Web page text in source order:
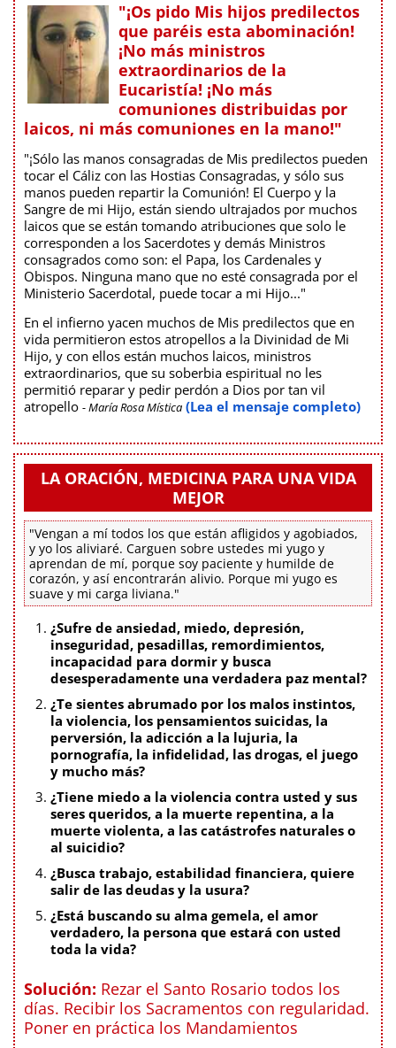
"¡Os pido Mis hijos predilectos
que paréis esta abominación!
¡No más ministros
extraordinarios de la
Eucaristía! ¡No más
comuniones distribuidas por
laicos, ni más comuniones en la mano!"
"¡Sólo las manos consagradas de Mis predilectos pueden
tocar el Cáliz con las Hostias Consagradas, y sólo sus
manos pueden repartir la Comunión! El Cuerpo y la
Sangre de mi Hijo, están siendo ultrajados por muchos
laicos que se están tomando atribuciones que solo le
corresponden a los Sacerdotes y demás Ministros
consagrados como son: el Papa, los Cardenales y
Obispos. Ninguna mano que no esté consagrada por el
Ministerio Sacerdotal, puede tocar a mi Hijo..."
En el infierno yacen muchos de Mis predilectos que en
vida permitieron estos atropellos a la Divinidad de Mi
Hijo, y con ellos están muchos laicos, ministros
extraordinarios, que su soberbia espiritual no les
permitió reparar y pedir perdón a Dios por tan vil
atropello - María Rosa Mística (Lea el mensaje completo)
LA ORACIÓN, MEDICINA PARA UNA VIDA
MEJOR
"Vengan a mí todos los que están afligidos y agobiados,
y yo los aliviaré. Carguen sobre ustedes mi yugo y
aprendan de mí, porque soy paciente y humilde de
corazón, y así encontrarán alivio. Porque mi yugo es
suave y mi carga liviana."
¿Sufre de ansiedad, miedo, depresión,
inseguridad, pesadillas, remordimientos,
incapacidad para dormir y busca
desesperadamente una verdadera paz mental?
¿Te sientes abrumado por los malos instintos,
la violencia, los pensamientos suicidas, la
perversión, la adicción a la lujuria, la
pornografía, la infidelidad, las drogas, el juego
y mucho más?
¿Tiene miedo a la violencia contra usted y sus
seres queridos, a la muerte repentina, a la
muerte violenta, a las catástrofes naturales o
al suicidio?
¿Busca trabajo, estabilidad financiera, quiere
salir de las deudas y la usura?
¿Está buscando su alma gemela, el amor
verdadero, la persona que estará con usted
toda la vida?
Solución: Rezar el Santo Rosario todos los
días. Recibir los Sacramentos con regularidad.
Poner en práctica los Mandamientos